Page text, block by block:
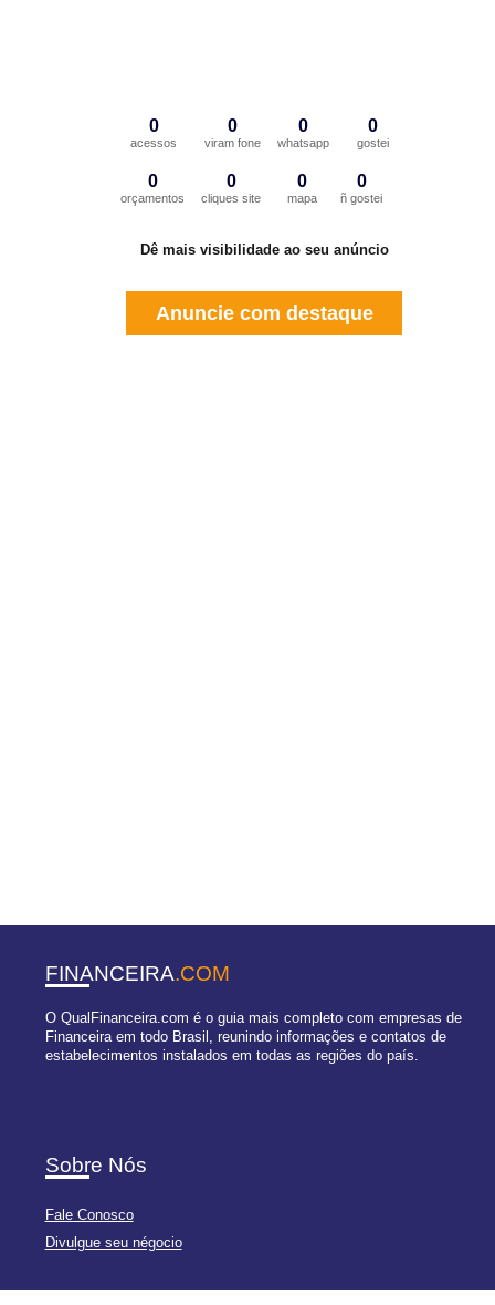
0
acessos
0
viram fone
0
whatsapp
0
gostei
0
orçamentos
0
cliques site
0
mapa
0
ñ gostei
Dê mais visibilidade ao seu anúncio
Anuncie com destaque
FINANCEIRA.COM
O QualFinanceira.com é o guia mais completo com empresas de
Financeira em todo Brasil, reunindo informações e contatos de
estabelecimentos instalados em todas as regiões do país.
Sobre Nós
Fale Conosco
Divulgue seu négocio